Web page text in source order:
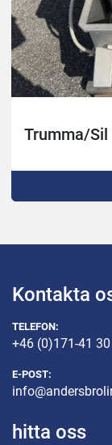
Trumma/
Kontakta
TELEFON:
+46 (0)171-41
E-POST:
hitta oss